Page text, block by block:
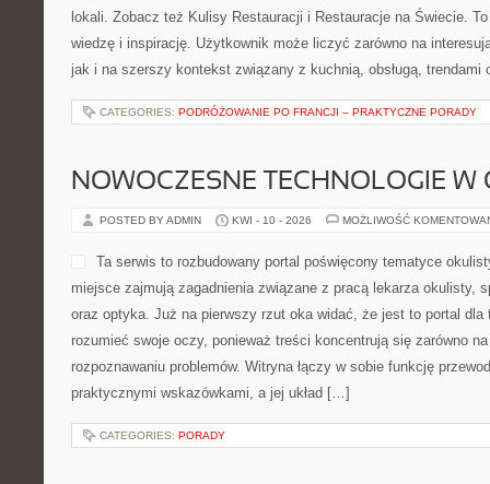
lokali. Zobacz też Kulisy Restauracji i Restauracje na Świecie.
wiedzę i inspirację. Użytkownik może liczyć zarówno na
jak i na szerszy kontekst związany z kuchnią, obsługą,
CATEGORIES: PODRÓŻOWANIE PO FRANCJI – PRAKTYCZNE PORADY
NOWOCZESNE TECHNOLOGIE W
POSTED BY ADMIN KWI - 10 - 2026 MOŻLIWOŚĆ
Ta serwis to rozbudowany portal poświęcony tematyce
miejsce zajmują zagadnienia związane z pracą lekarza okulisty,
oraz optyka. Już na pierwszy rzut oka widać, że jest to portal
rozumieć swoje oczy, ponieważ treści koncentrują się zarówno
rozpoznawaniu problemów. Witryna łączy w sobie funkcję
praktycznymi wskazówkami, a jej układ […]
CATEGORIES: PORADY